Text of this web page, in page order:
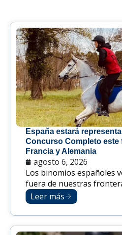
España estará
Concurso Completo este
Francia y Alemania
agosto 6, 2026
Los binomios españoles
fuera de nuestras
Leer más